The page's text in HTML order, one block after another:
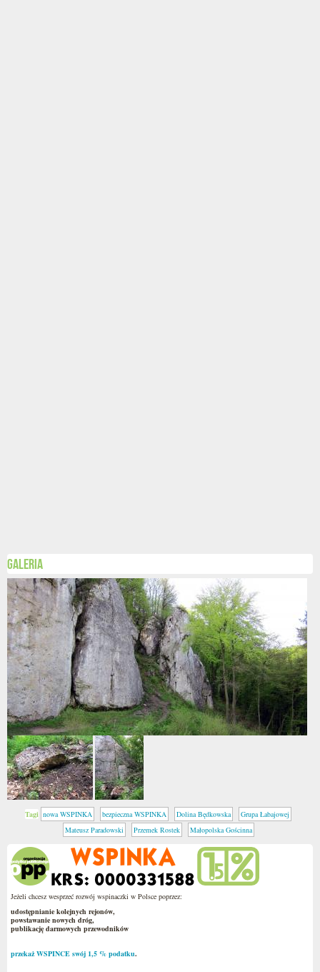
Galeria
Tagi nowa WSPINKA bezpieczna WSPINKA Dolina Będkowska
Grupa Łabajowej
Mateusz Paradowski
Przemek Rostek Małopolska Gościnna
Jeżeli chcesz wesprzeć rozwój wspinaczki w Polsce poprzez:
udostępnianie kolejnych rejonów,
powstawanie nowych dróg,
publikację darmowych przewodników
przekaż WSPINCE swój 1,5 % podatku.